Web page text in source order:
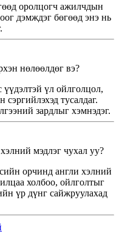
оролцогч ажилчдын
дэмждэг бөгөөд энэ нь
нөлөөлдөг вэ?
үүдэлтэй үл ойлголцол,
сэргийлэхэд тусалдаг.
зардлыг хэмнэдэг.
мэдлэг чухал уу?
орчинд англи хэлний
холбоо, ойлголтыг
үр дүнг сайжруулахад